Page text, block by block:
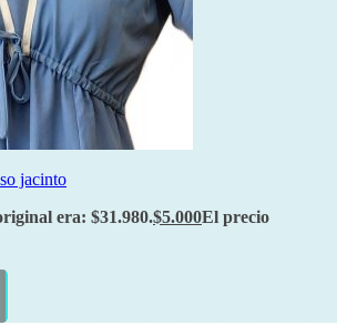
jacinto
era: $31.980.$5.000El precio